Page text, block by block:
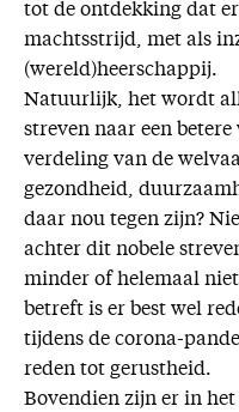
tot de ontdekking dat
machtsstrijd, met als
(wereld)heerschappij.
Natuurlijk, het wordt
streven naar een
verdeling van de
gezondheid,
daar nou tegen zijn?
achter dit nobele
minder of helemaal
betreft is er best wel
tijdens de corona-
reden tot gerustheid.
Bovendien zijn er in het